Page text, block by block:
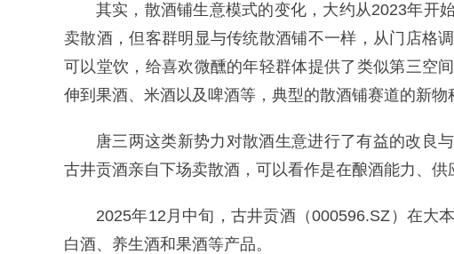
其实，散酒铺生意模式的变化，大约从2023年开
卖散酒，但客群明显与传统散酒铺不一样，从门店格
可以堂饮，给喜欢微醺的年轻群体提供了类似第三空
伸到果酒、米酒以及啤酒等，典型的散酒铺赛道的新物
唐三两这类新势力对散酒生意进行了有益的改良
古井贡酒亲自下场卖散酒，可以看作是在酿酒能力、供
2025年12月中旬，古井贡酒（000596.SZ）在大
白酒、养生酒和果酒等产品。